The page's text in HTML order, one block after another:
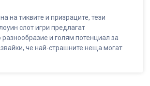
на тиквите и призраците, тези
слот игри предлагат
и голям потенциал за
че най-страшните неща могат